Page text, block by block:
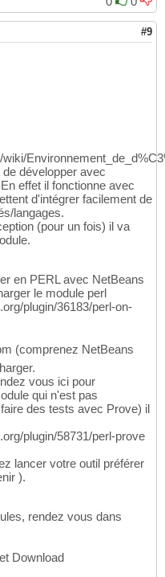
#9
développer avec
effet il fonctionne avec
d'intégrer facilement de
langages.
(pour un fois) il va
en PERL avec NetBeans
le module perl
plugin/36183/perl-on-
(comprenez NetBeans
vous ici pour
qui n'est pas
des tests avec Prove) il
plugin/58731/perl-prove
lancer votre outil préférer
).
rendez vous dans
Download